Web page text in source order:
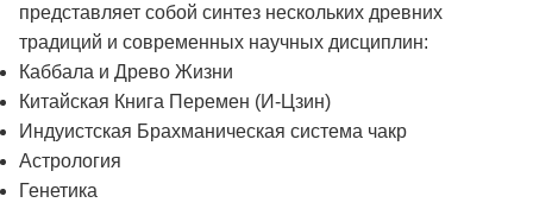
представляет собой синтез нескольких древних
традиций и современных научных дисциплин:
Каббала и Древо Жизни
Китайская Книга Перемен (И-Цзин)
Индуистская Брахманическая система чакр
Астрология
Генетика